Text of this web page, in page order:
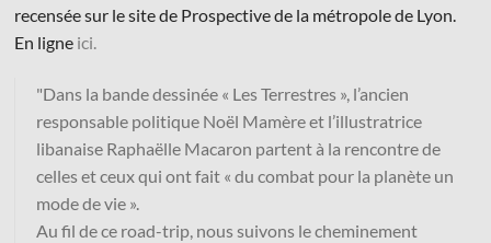
© Les Éditions du Faubourg 2026
42 rue Planchat 75020 Paris
Fondatrice :Sophie Caillat
•Mentions légales
recensée sur le site de Prospective de la métropole de Lyon.
En ligneici.
"Dans la bande dessinée « Les Terrestres », l’ancien
responsable politique Noël Mamère et l’illustratrice
libanaise Raphaëlle Macaron partent à la rencontre de
celles et ceux qui ont fait « du combat pour la planète un
mode de vie ».
Au fil de ce road-trip, nous suivons le cheminement